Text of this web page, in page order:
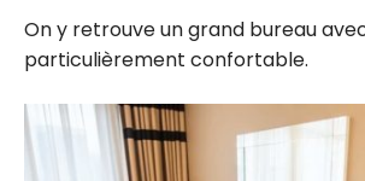
On y retrouve un grand bureau
particulièrement confortable.